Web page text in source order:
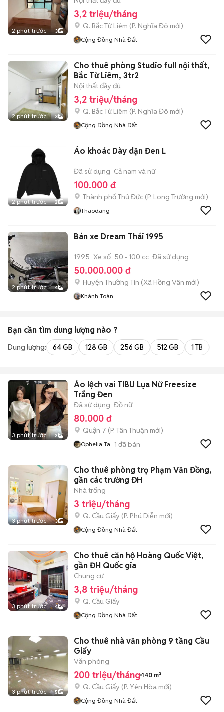
2 phút trước 3
3,2 triệu/tháng
Q. Bắc Từ Liêm (P. Nghĩa Đô mới)
Cộng Đồng Nhà Đất
2 phút trước 3
Cho thuê phòng Studio full nội thất,
Bắc Từ Liêm, 3tr2
Nội thất đầy đủ
3,2 triệu/tháng
Q. Bắc Từ Liêm (P. Nghĩa Đô mới)
Cộng Đồng Nhà Đất
2 phút trước 2
Áo khoác Dày dặn Đen L
Đã sử dụng Cả nam và nữ
100.000 đ
Thành phố Thủ Đức (P. Long Trường mới)
Thaodang
2 phút trước 4
Bán xe Dream Thái 1995
1995 Xe số 50 - 100 cc Đã sử dụng
50.000.000 đ
Huyện Thường Tín (Xã Hồng Vân mới)
Khánh Toàn
Bạn cần tìm dung lượng nào ?
Dung lượng: 64 GB 128 GB 256 GB 512 GB 1 TB
3 phút trước 2
Áo lệch vai TIBU Lụa Nữ Freesize
Trắng Đen
Đã sử dụng Đồ nữ
80.000 đ
Quận 7 (P. Tân Thuận mới)
Ophelia Ta 1 đã bán
3 phút trước 3
Cho thuê phòng trọ Phạm Văn Đồng,
gần các trường ĐH
Nhà trống
3 triệu/tháng
Q. Cầu Giấy (P. Phú Diễn mới)
Cộng Đồng Nhà Đất
3 phút trước 4
Cho thuê căn hộ Hoàng Quốc Việt,
gần ĐH Quốc gia
Chung cư
3,8 triệu/tháng
Q. Cầu Giấy
Cộng Đồng Nhà Đất
3 phút trước 5
Cho thuê nhà văn phòng 9 tầng Cầu
Giấy
Văn phòng
200 triệu/tháng 140 m²
Q. Cầu Giấy (P. Yên Hòa mới)
Cộng Đồng Nhà Đất